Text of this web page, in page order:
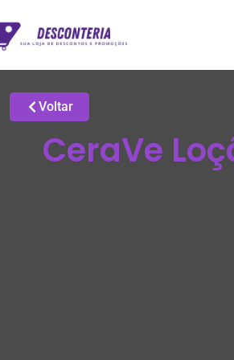
Voltar
CeraVe